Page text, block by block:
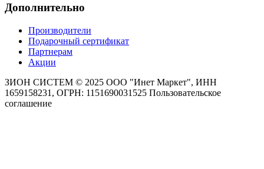
Дополнительно
Производители
Подарочный сертификат
Партнерам
Акции
ЗИОН СИСТЕМ © 2025 ООО "Инет Маркет", ИНН
1659158231, ОГРН: 1151690031525 Пользовательское
соглашение